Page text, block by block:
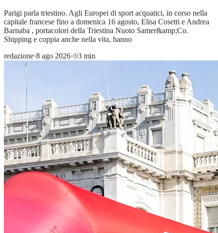
Parigi parla triestino. Agli Europei di sport acquatici, in corso nella
capitale francese fino a domenica 16 agosto, Elisa Cosetti e Andrea
Barnaba , portacolori della Triestina Nuoto Samer&amp;Co.
Shipping e coppia anche nella vita, hanno
redazione·8 ago 2026· 3 min